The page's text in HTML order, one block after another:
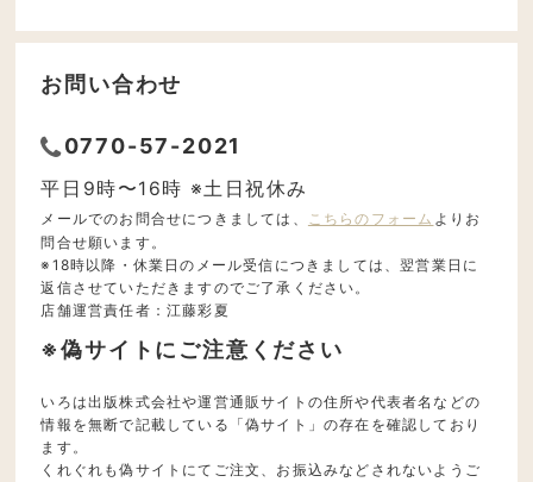
お問い合わせ
0770-57-2021
平日9時〜16時 ※土日祝休み
メールでのお問合せにつきましては、 こちらのフォーム よりお
問合せ願います。
※18時以降・休業日のメール受信につきましては、翌営業日に
返信させていただきますのでご了承ください。
店舗運営責任者：江藤彩夏
※偽サイトにご注意ください
いろは出版株式会社や運営通販サイトの住所や代表者名などの
情報を無断で記載している「偽サイト」の存在を確認しており
ます。
くれぐれも偽サイトにてご注文、お振込みなどされないようご